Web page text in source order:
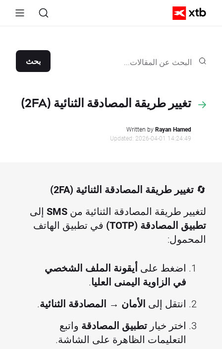
بحث
تغيير طريقة المصادقة الثنائية (2FA)
Written byRayan Hamed
Updated: 2026-04-01 14:24:49
🔄 تغيير طريقة المصادقة الثنائية (2FA)
لتغيير طريقة المصادقة الثنائية من SMS إلى
تطبيق المصادقة (TOTP)
في تطبيق الهاتف
المحمول:
اضغط على أيقونة الملف الشخصي
في الزاوية اليمنى العليا.
انتقل إلى الأمان → المصادقة الثنائية.
اختر خيار تطبيق المصادقة واتبع
التعليمات الظاهرة على الشاشة.